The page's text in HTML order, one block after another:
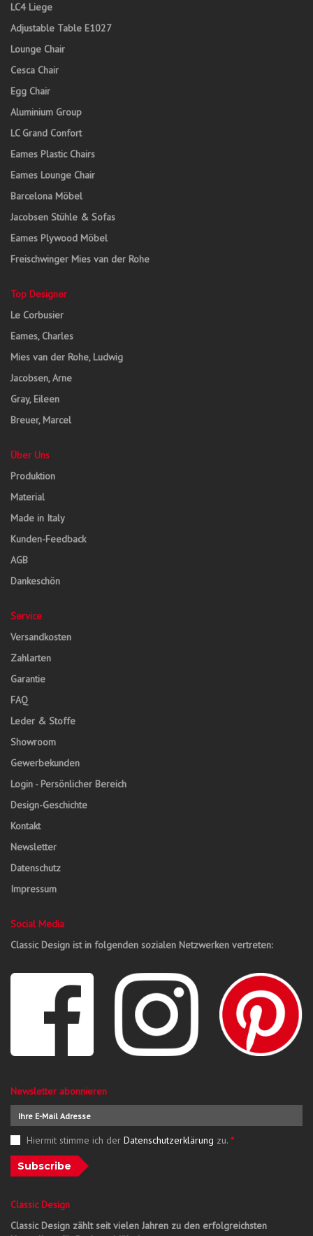
LC4 Liege
Adjustable Table E1027
Lounge Chair
Cesca Chair
Egg Chair
Aluminium Group
LC Grand Confort
Eames Plastic Chairs
Eames Lounge Chair
Barcelona Möbel
Jacobsen Stühle & Sofas
Eames Plywood Möbel
Freischwinger Mies van der Rohe
Top Designer
Le Corbusier
Eames, Charles
Mies van der Rohe, Ludwig
Jacobsen, Arne
Gray, Eileen
Breuer, Marcel
Über Uns
Produktion
Material
Made in Italy
Kunden-Feedback
AGB
Dankeschön
Service
Versandkosten
Zahlarten
Garantie
FAQ
Leder & Stoffe
Showroom
Gewerbekunden
Login - Persönlicher Bereich
Design-Geschichte
Kontakt
Newsletter
Datenschutz
Impressum
Social Media
Classic Design ist in folgenden sozialen Netzwerken vertreten:
Newsletter abonnieren
Hiermit stimme ich der Datenschutzerklärung zu. *
Subscribe
Classic Design
Classic Design zählt seit vielen Jahren zu den erfolgreichsten